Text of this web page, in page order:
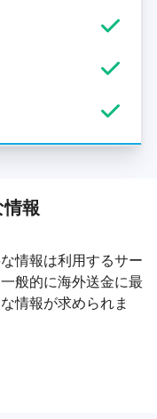
報
情報は利用するサー
般的に海外送金に最
情報が求められま